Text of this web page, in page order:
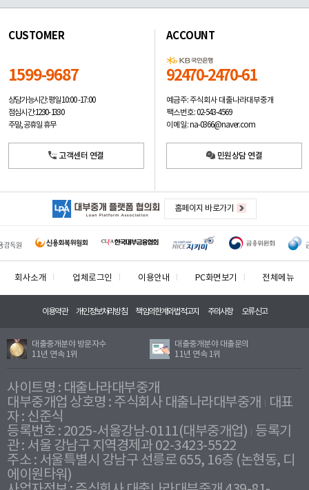
CUSTOMER
1599-9687
상담가능시간: 평일10:00 -17:00
점심시간: 12:30 - 13:30
주말, 공휴일 휴무
고객센터 연결
ACCOUNT
92470-2470-61
예금주: 주식회사 대출나라대부중개
팩스번호: 02-543-4569
이메일: na-0366@naver.com
민원상담 연결
홈페이지 바로가기
회사소개 업체로그인 이용안내 PC화면보기 전체메뉴
이용약관 개인정보처리방침 책임의한계와법적고지 주의사항 오류신고
대출중개분야 방문자수
11년 연속 1위
대출중개분야 대출문의
11년 연속 1위
사이트명 : 대출나라대부중개
대부중개업 상호명 : 주식회사 대출나라대부중개
대표
자 : 신준식
등록번호 : 2025-서울강남-0111(대부중개업) 등록기
관 : 서울 강남구 지역경제과 02-3423-5522
주소 : 서울특별시 강남구 선릉로 655, 16층 (논현동, 디
에이원타워)